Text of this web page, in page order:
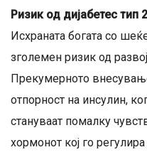
Ризик од дијабетес тип 2
Исхраната богата со
зголемен ризик од
Прекумерното
отпорност на инсулин,
стануваат помалку
хормонот кој го